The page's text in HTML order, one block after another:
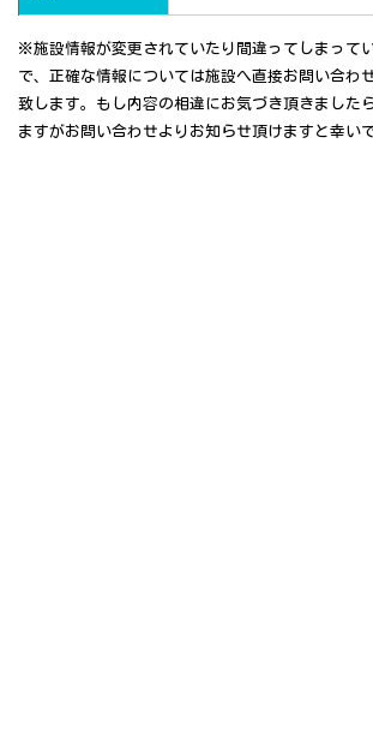
※施設情報が変更されていたり間違ってしまって
で、正確な情報については施設へ直接お問い合わ
致します。もし内容の相違にお気づき頂きました
ますがお問い合わせよりお知らせ頂けますと幸いで